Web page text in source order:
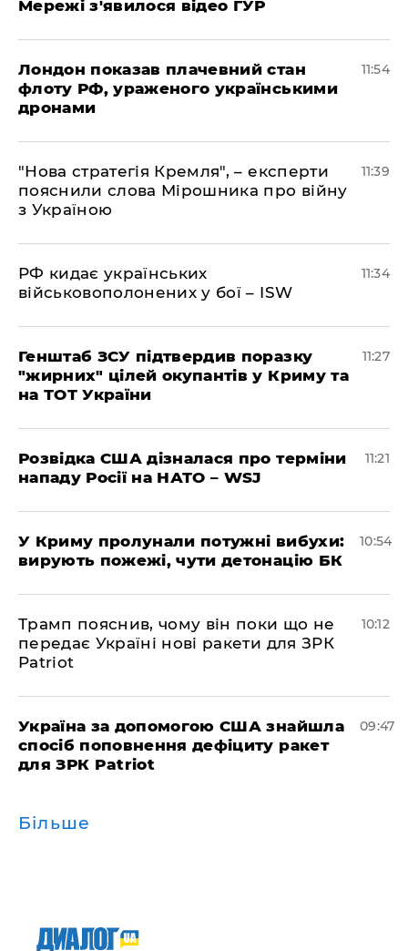
Мережі з'явилося відео ГУР
Лондон показав плачевний стан
флоту РФ, ураженого українськими
дронами
11:54
"Нова стратегія Кремля", – експерти
пояснили слова Мірошника про війну
з Україною
11:39
РФ кидає українських
військовополонених у бої – ISW
11:34
Генштаб ЗСУ підтвердив поразку
"жирних" цілей окупантів у Криму та
на ТОТ України
11:27
Розвідка США дізналася про терміни
нападу Росії на НАТО – WSJ
11:21
У Криму пролунали потужні вибухи:
вирують пожежі, чути детонацію БК
10:54
Трамп пояснив, чому він поки що не
передає Україні нові ракети для ЗРК
Patriot
10:12
Україна за допомогою США знайшла
спосіб поповнення дефіциту ракет
для ЗРК Patriot
09:47
Більше